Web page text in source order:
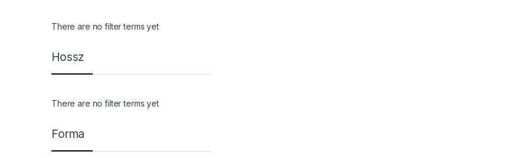
There are no filter terms yet
Hossz
There are no filter terms yet
Forma